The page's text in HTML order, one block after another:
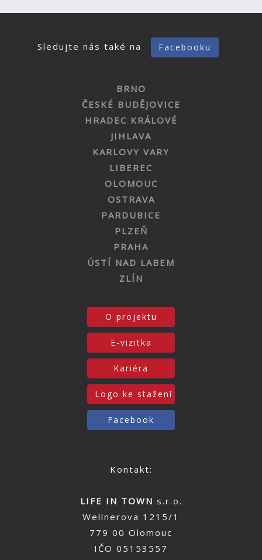
Sledujte nás také na Facebooku
BRNO
ČESKÉ BUDĚJOVICE
HRADEC KRÁLOVÉ
JIHLAVA
KARLOVY VARY
LIBEREC
OLOMOUC
OSTRAVA
PARDUBICE
PLZEŇ
PRAHA
ÚSTÍ NAD LABEM
ZLÍN
O projektu
E-vizitka
Kariéra
Logo ke stažení
Facebook
Kontakt:
LIFE IN TOWN s.r.o.
Wellnerova 1215/1
779 00 Olomouc
IČO 05153557